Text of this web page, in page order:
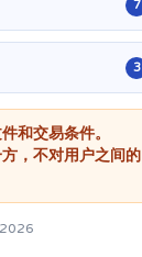
7
3
和交易条件。
，不对用户之间的